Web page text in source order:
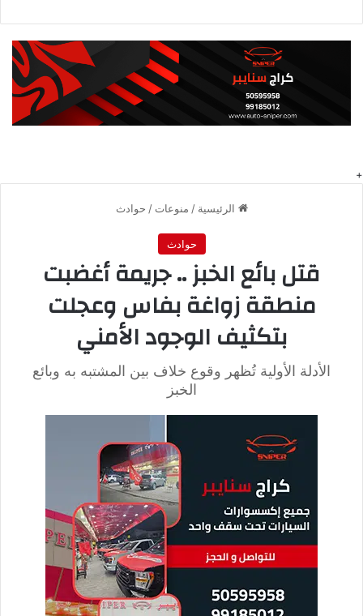
جريمة هزت الهند … إنقاذ سيدة
أمريكية قيدها زوجها بشجرة في
وفي قضية محاولة قتل زوج سابق لزوجته، كشفت لاليتا إن زوجها
وتحدثت الأمريكية لاليتا مع المسعفين كتابةً بسبب تدهور صحتها